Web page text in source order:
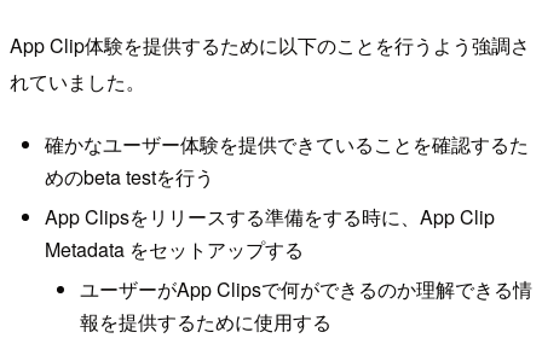
App Clip体験を提供するために以下のことを行うよう強調さ
れていました。
確かなユーザー体験を提供できていることを確認するた
めのbeta testを行う
App Clipsをリリースする準備をする時に、App Clip
Metadata をセットアップする
ユーザーがApp Clipsで何ができるのか理解できる情
報を提供するために使用する